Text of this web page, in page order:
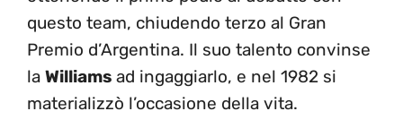
questo team, chiudendo terzo al Gran
Premio d’Argentina. Il suo talento convinse
la Williams ad ingaggiarlo, e nel 1982 si
materializzò l’occasione della vita.